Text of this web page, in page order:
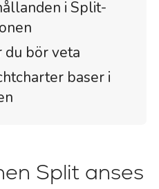
i Split-
du bör veta
baser i
Split anses